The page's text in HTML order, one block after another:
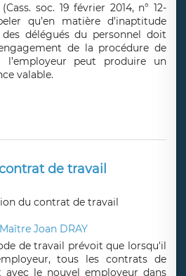
soc. 19 février 2014, n° 12-
qu’en matière d’inaptitude
des délégués du personnel doit
de la procédure de
l’employeur peut produire un
valable.
de travail
Maître Joan DRAY
de travail prévoit que lorsqu'il
tous les contrats de
avec le nouvel employeur dans